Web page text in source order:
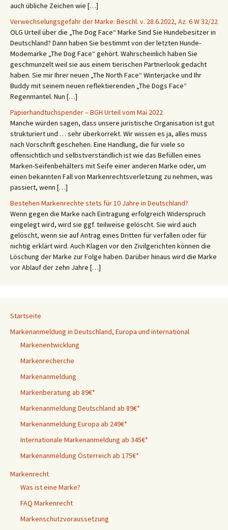
auch übliche Zeichen wie […]
Verwechselungsgefahr der Marke: Beschl. v. 28.6.2022, Az. 6 W 32/22
OLG Urteil über die „The Dog Face“ Marke Sind Sie Hundebesitzer in
Deutschland? Dann haben Sie bestimmt von der letzten Hunde-
Modemarke „The Dog Face“ gehört. Wahrscheinlich haben Sie
geschmunzelt weil sie aus einem tierischen Partnerlook gedacht
haben. Sie mir Ihrer neuen „The North Face“ Winterjacke und Ihr
Buddy mit seinem neuen reflektierenden „The Dogs Face“
Regenmantel. Nun […]
Papierhandtuchspender – BGH Urteil vom Mai 2022
Manche würden sagen, dass unsere juristische Organisation ist gut
strukturiert und … sehr überkorrekt. Wir wissen es ja, alles muss
nach Vorschrift geschehen. Eine Handlung, die für viele so
offensichtlich und selbstverständlich ist wie das Befüllen eines
Marken-Seifenbehälters mit Seife einer anderen Marke oder, um
einen bekannten Fall von Markenrechtsverletzung zu nehmen, was
passiert, wenn […]
Bestehen Markenrechte stets für 10 Jahre in Deutschland?
Wenn gegen die Marke nach Eintragung erfolgreich Widerspruch
eingelegt wird, wird sie ggf. teilweise gelöscht. Sie wird auch
gelöscht, wenn sie auf Antrag eines Dritten für verfallen oder für
nichtig erklärt wird. Auch Klagen vor den Zivilgerichten können die
Löschung der Marke zur Folge haben. Darüber hinaus wird die Marke
vor Ablauf der zehn Jahre […]
Startseite
Markenanmeldung in Deutschland, Europa und international
Markenentwicklung
Markenrecherche
Markenanmeldung
Markenberatung ab 89€*
Markenanmeldung Deutschland ab 89€*
Markenanmeldung Europa ab 249€*
Internationale Markenanmeldung ab 345€*
Markenanmeldung Österreich ab 175€*
Markenrecht
Was ist eine Marke?
FAQ Markenrecht
Markenschutzvoraussetzung